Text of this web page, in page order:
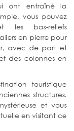
ont entraîné la
vous pouvez
les bas-reliefs
en pierre pour
avec de part et
des colonnes en
touristique
structures.
et vous
en visitant ce